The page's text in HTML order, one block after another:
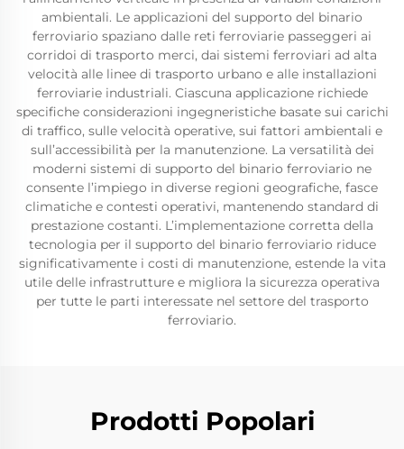
ambientali. Le applicazioni del supporto del binario
ferroviario spaziano dalle reti ferroviarie passeggeri ai
corridoi di trasporto merci, dai sistemi ferroviari ad alta
velocità alle linee di trasporto urbano e alle installazioni
ferroviarie industriali. Ciascuna applicazione richiede
specifiche considerazioni ingegneristiche basate sui carichi
di traffico, sulle velocità operative, sui fattori ambientali e
sull’accessibilità per la manutenzione. La versatilità dei
moderni sistemi di supporto del binario ferroviario ne
consente l’impiego in diverse regioni geografiche, fasce
climatiche e contesti operativi, mantenendo standard di
prestazione costanti. L’implementazione corretta della
tecnologia per il supporto del binario ferroviario riduce
significativamente i costi di manutenzione, estende la vita
utile delle infrastrutture e migliora la sicurezza operativa
per tutte le parti interessate nel settore del trasporto
ferroviario.
Prodotti Popolari